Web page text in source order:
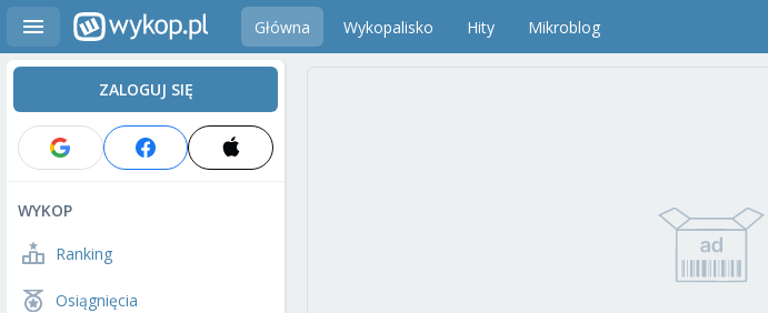
Główna Wykopalisko Hity Mikroblog
ZALOGUJ SIĘ
WYKOP
Ranking
Osiągnięcia